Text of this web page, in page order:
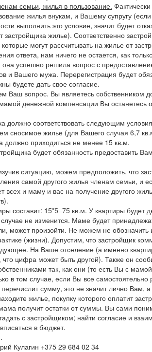
семьи, жилья в пользование.
жилья внукам, и Вашему супругу
выполнить это условие, значит будет
застройщика жилье). Соответственно
могут рассчитывать на жилье от
ответа, нам ничего не остается, как
успешно решила вопрос с
и Вашего мужа. Перерегистрация будет
будете дать свое согласие.
Ваш вопрос. Вы являетесь собственником
денежной компенсации Вы останетесь
должно соответствовать следующим
сносимое жилье (для Вашего случая 6,7
должно приходиться не менее 15 кв.м.
будет обязанность предоставить
ситуацию, можем предположить, что
самой другого жилья членам семьи, и
всех и маму и вас на получение другого
составит: 15*5=75 кв.м. У квартиры будет
не изменится. Маме будет
может произойти. Не можем не обозначить
(жизни). Допустим, что застройщик
На Ваше отселение (а именно
что цифра может быть другой). Также он
так, как они (то есть Вы с
в том случае, если Вы все
сумму, это не значит лично Вам,
жилье, покупку которого оплатит
получит остатки от суммы. Вы сами
с застройщиком; найти согласие и
в бюджет.
Кулагин +375 29 684 02 34